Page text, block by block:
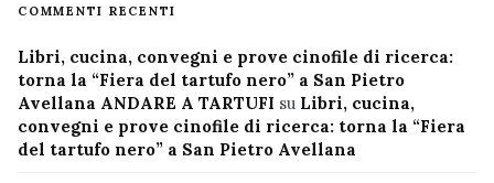
COMMENTI RECENTI
Libri, cucina, convegni e prove cinofile di ricerca:
torna la “Fiera del tartufo nero” a San Pietro
Avellana ANDARE A TARTUFI su Libri, cucina,
convegni e prove cinofile di ricerca: torna la “Fiera
del tartufo nero” a San Pietro Avellana